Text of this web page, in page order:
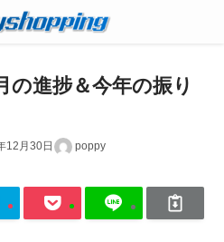
の進捗＆今年の振り
12月30日 poppy